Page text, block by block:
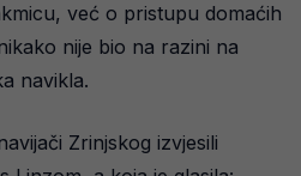
već o pristupu domaćih
nije bio na razini na
navikla.
Zrinjskog izvjesili